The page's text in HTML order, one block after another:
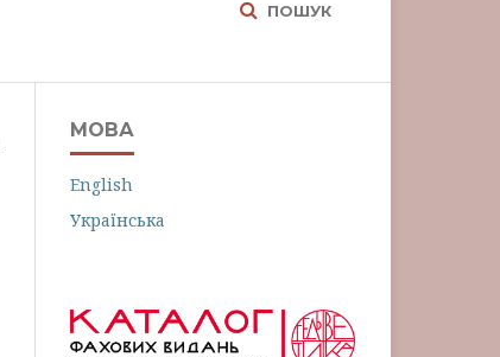
ПОШУК
МОВА
English
Українська